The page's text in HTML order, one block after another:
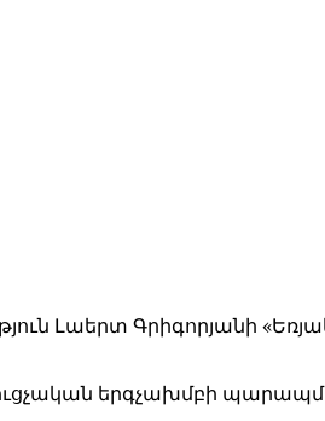
Լաերտ Գրիգորյանի
երգչախմբի